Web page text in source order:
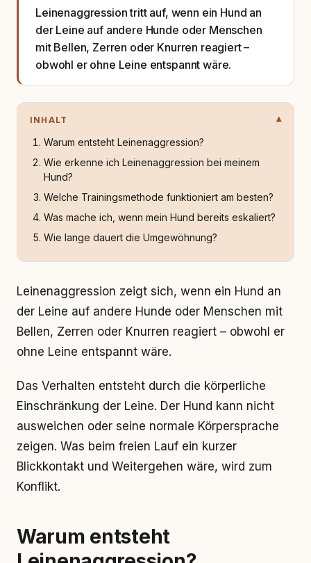
Leinenaggression tritt auf, wenn ein Hund an
der Leine auf andere Hunde oder Menschen
mit Bellen, Zerren oder Knurren reagiert –
obwohl er ohne Leine entspannt wäre.
INHALT
Warum entsteht Leinenaggression?
Wie erkenne ich Leinenaggression bei meinem
Hund?
Welche Trainingsmethode funktioniert am besten?
Was mache ich, wenn mein Hund bereits eskaliert?
Wie lange dauert die Umgewöhnung?
Leinenaggression zeigt sich, wenn ein Hund an
der Leine auf andere Hunde oder Menschen mit
Bellen, Zerren oder Knurren reagiert – obwohl er
ohne Leine entspannt wäre.
Das Verhalten entsteht durch die körperliche
Einschränkung der Leine. Der Hund kann nicht
ausweichen oder seine normale Körpersprache
zeigen. Was beim freien Lauf ein kurzer
Blickkontakt und Weitergehen wäre, wird zum
Konflikt.
Warum entsteht